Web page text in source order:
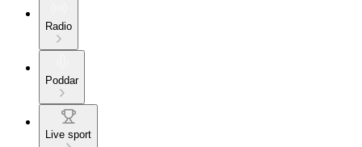
Radio
Poddar
Live sport